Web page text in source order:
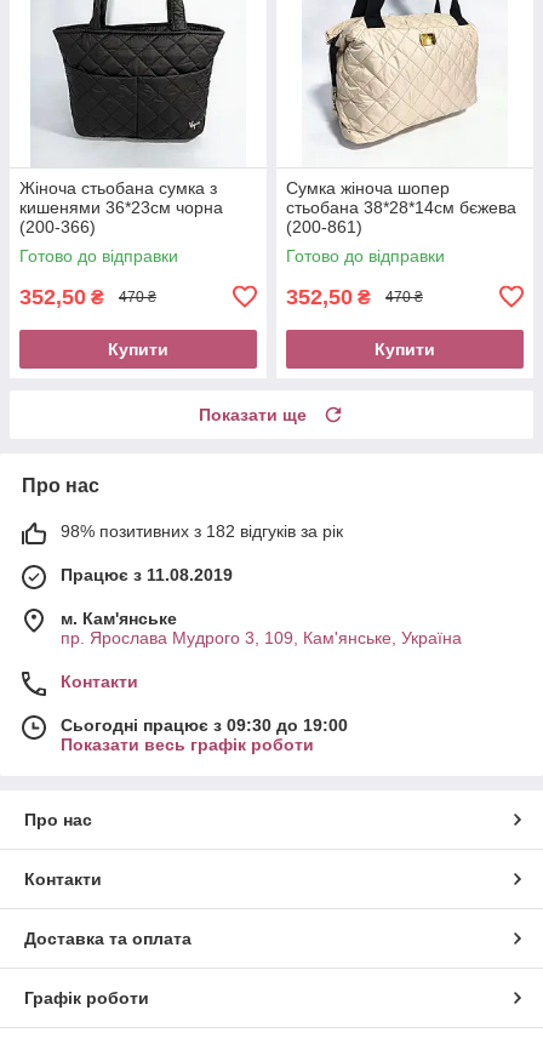
Жіноча стьобана сумка з
кишенями 36*23см чорна
(200-366)
Готово до відправки
352,50 ₴ 470 ₴
Купити
Сумка жіноча шопер
стьобана 38*28*14см бєжева
(200-861)
Готово до відправки
352,50 ₴ 470 ₴
Купити
Показати ще
Про нас
98% позитивних з 182 відгуків за рік
Працює з 11.08.2019
м. Кам'янське
пр. Ярослава Мудрого 3, 109, Кам'янське, Україна
Контакти
Сьогодні працює з 09:30 до 19:00
Показати весь графік роботи
Про нас
Контакти
Доставка та оплата
Графік роботи